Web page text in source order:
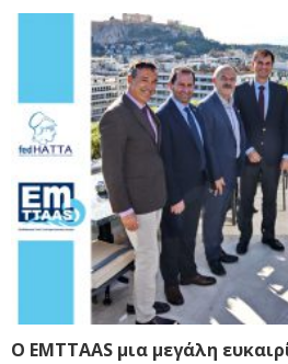
Ο EMTTAAS μια μεγάλη